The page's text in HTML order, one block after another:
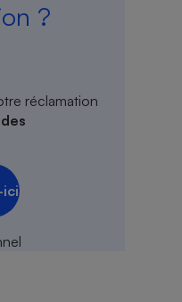
?
réclamation
ici